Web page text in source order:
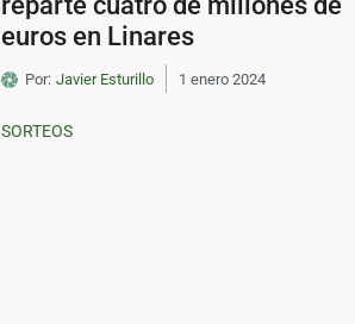
euros en Linares
Por: Javier Esturillo 1 enero 2024
SORTEOS